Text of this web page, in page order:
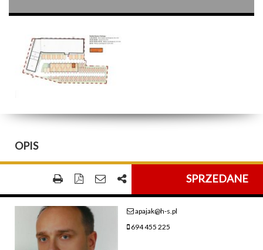
OPIS
SPRZEDANE
apajak@h-s.pl
694 455 225